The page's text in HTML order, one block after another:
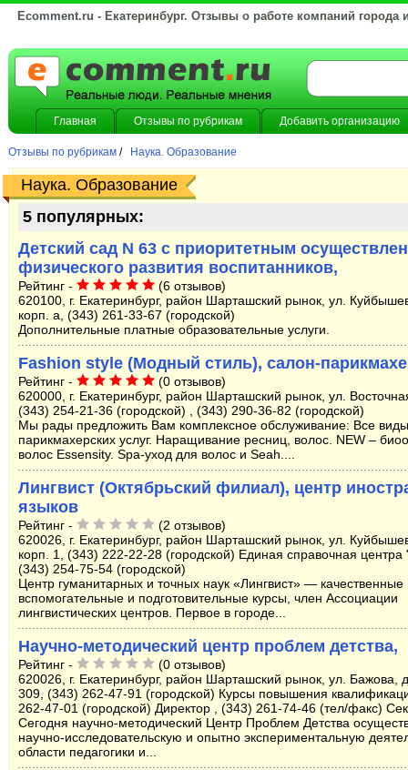
Ecomment.ru - Екатеринбург. Отзывы о работе компаний города
Главная Отзывы по рубрикам Добавить организацию
Отзывы по рубрикам / Наука. Образование
Наука. Образование
5 популярных:
Детский сад N 63 с приоритетным
физического развития воспитанников,
Рейтинг -
(6 отзывов)
620100, г. Екатеринбург, район Шарташский рынок, ул.
корп. а, (343) 261-33-67 (городской)
Дополнительные платные образовательные услуги.
Fashion style (Модный стиль), салон-
Рейтинг -
(0 отзывов)
620000, г. Екатеринбург, район Шарташский рынок, ул.
(343) 254-21-36 (городской) , (343) 290-36-82 (городской)
Мы рады предложить Вам комплексное обслуживание: Все виды
парикмахерских услуг. Наращивание ресниц, волос. NEW –
волос Essensity. Spa-уход для волос и Seah....
Лингвист (Октябрьский филиал), центр
языков
Рейтинг -
(2 отзывов)
620026, г. Екатеринбург, район Шарташский рынок, ул.
корп. 1, (343) 222-22-28 (городской) Единая справочная центра
(343) 254-75-54 (городской)
Центр гуманитарных и точных наук «Лингвист» — качественные
вспомогательные и подготовительные курсы, член Ассоциации
лингвистических центров. Первое в городе...
Научно-методический центр проблем детства,
Рейтинг -
(0 отзывов)
620026, г. Екатеринбург, район Шарташский рынок, ул.
309, (343) 262-47-91 (городской) Курсы повышения
262-47-01 (городской) Директор , (343) 261-74-46 (тел/факс)
Сегодня научно-методический Центр Проблем Детства
научно-исследовательскую и опытно экспериментальную
области педагогики и...